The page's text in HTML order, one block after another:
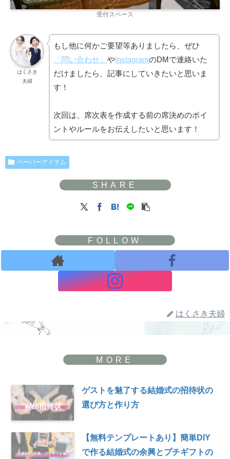
受付スペース
はくさき
夫婦
もし他に何かご要望等ありましたら、ぜひ
「問い合わせ」やInstagramのDMで連絡いた
だけましたら、記事にしていきたいと思いま
す！
次回は、席次表を作成する前の席決めのポイ
ントやルールをお伝えしたいと思います！
ペーパーアイテム
はくさき夫婦
ゲストを魅了する結婚式の招待状の
選び方と作り方
【無料テンプレートあり】簡単DIY
で作る結婚式の余興とプチギフトの